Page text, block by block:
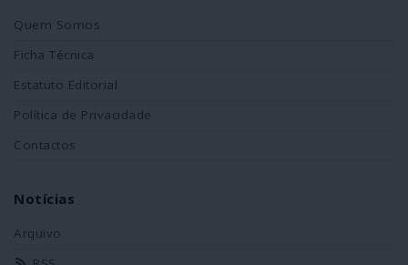
Quem Somos
Ficha Técnica
Estatuto Editorial
Política de Privacidade
Contactos
Notícias
Arquivo